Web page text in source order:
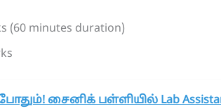
(60 minutes duration)
போதும்! சைனிக் பள்ளியில் Lab